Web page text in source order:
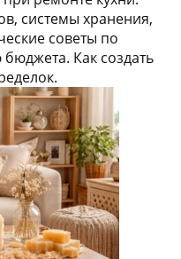
системы хранения,
советы по
Как создать